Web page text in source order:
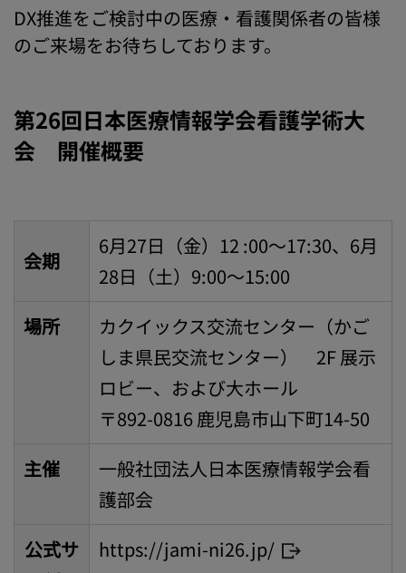
DX推進をご検討中の医療・看護関係者の皆様
のご来場をお待ちしております。
第26回日本医療情報学会看護学術大
会 開催概要
会期
6月27日（金）12 :00～17:30、6月
28日（土）9:00～15:00
場所
カクイックス交流センター（かご
しま県民交流センター） 2F 展示
ロビー、および大ホール
〒892-0816 鹿児島市山下町14-50
主催
一般社団法人日本医療情報学会看
護部会
公式サ
https://jami-ni26.jp/